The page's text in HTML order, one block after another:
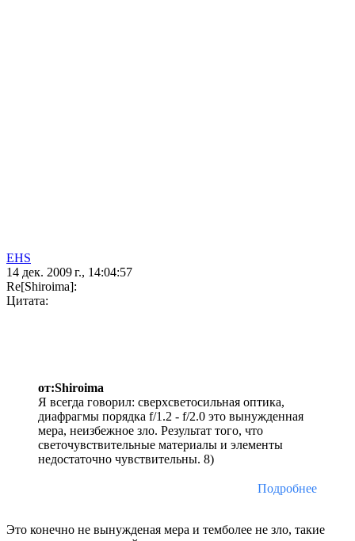
EHS
14 дек. 2009 г., 14:04:57
Re[Shiroima]:
Цитата:
от:Shiroima
Я всегда говорил: сверхсветосильная оптика,
диафрагмы порядка f/1.2 - f/2.0 это вынужденная
мера, неизбежное зло. Результат того, что
светочувствительные материалы и элементы
недостаточно чувствительны. 8)
Подробнее
Это конечно не вынужденая мера и темболее не зло, такие